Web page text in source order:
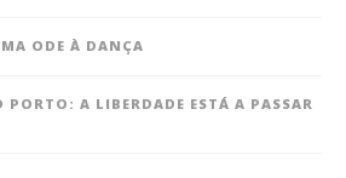
ODE À DANÇA
PORTO: A LIBERDADE ESTÁ A PASSAR